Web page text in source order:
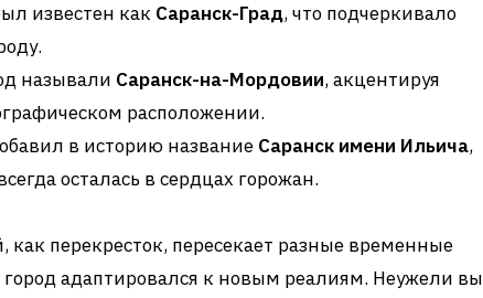
известен как Саранск-Град, что подчеркивало
называли Саранск-на-Мордовии, акцентируя
расположении.
в историю название Саранск имени Ильича,
осталась в сердцах горожан.
как перекресток, пересекает разные временные
адаптировался к новым реалиям. Неужели вы